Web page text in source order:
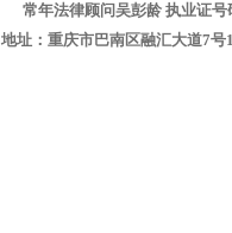
常年法律顾问吴彭龄 执业证
地址：重庆市巴南区融汇大道7号